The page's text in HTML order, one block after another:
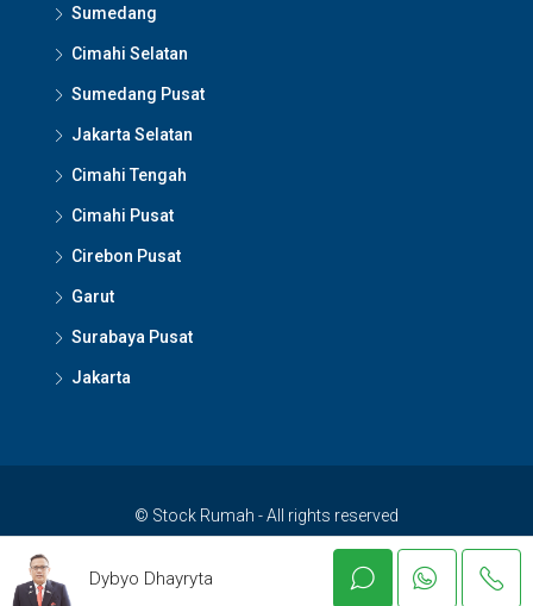
Sumedang
Cimahi Selatan
Sumedang Pusat
Jakarta Selatan
Cimahi Tengah
Cimahi Pusat
Cirebon Pusat
Garut
Surabaya Pusat
Jakarta
© Stock Rumah - All rights reserved
Dybyo Dhayryta